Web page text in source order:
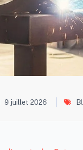
9 juillet 2026